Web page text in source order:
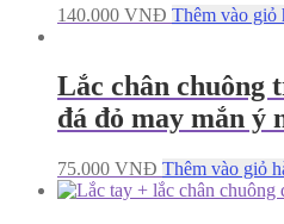
140.000 VNĐ Thêm vào giỏ
Lắc chân chuông
đá đỏ may mắn ý
75.000 VNĐ Thêm vào giỏ